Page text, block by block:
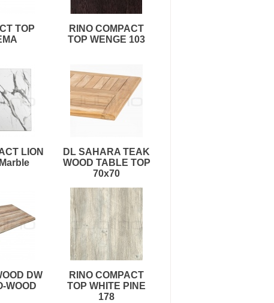
TOP
RINO COMPACT
TOP WENGE 103
LION
DL SAHARA TEAK
WOOD TABLE TOP
70x70
DW
WOOD
RINO COMPACT
TOP WHITE PINE
178